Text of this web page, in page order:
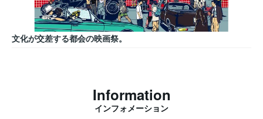
文化が交差する都会の映画祭。
Information
インフォメーション